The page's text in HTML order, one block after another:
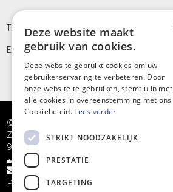
T: +32 9/373 77 65
E: info@kinergy.be
© Kinergy bv
Zandstraat 5
9968 Bassevelde
+32 9/373 77 65
info@kinergy.be
Privacy
FRENCH
Deze website maakt
gebruik van cookies.
Deze website gebruikt cookies om uw
gebruikerservaring te verbeteren. Door
onze website te gebruiken, stemt u in met
alle cookies in overeenstemming met ons
Cookiebeleid. Lees verder
STRIKT NOODZAKELIJK
PRESTATIE
TARGETING